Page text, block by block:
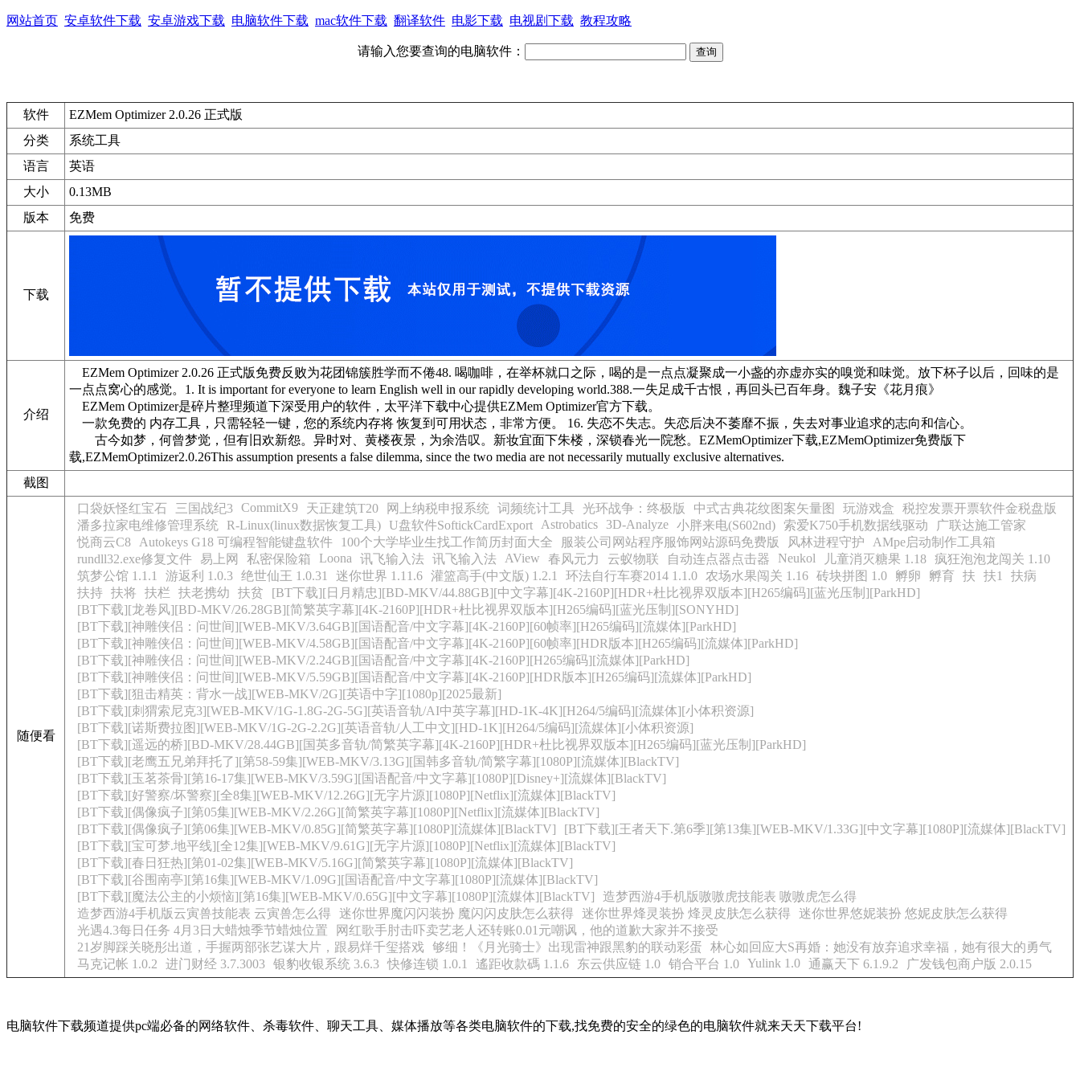
网站首页 安卓软件下载 安卓游戏下载 电脑软件下载 mac软件下载 翻译软件 电影下载 电视剧下载 教程攻略
请输入您要查询的电脑软件：
软件
EZMem Optimizer 2.0.26 正式版
分类
系统工具
语言
英语
大小
0.13MB
版本
免费
下载
介绍
EZMem Optimizer 2.0.26 正式版免费反败为花团锦簇胜学而不倦48. 喝咖啡，在举杯就口之际，喝的是一点点凝聚成一小盏的亦虚亦实的嗅觉和味觉。放下杯子以后，回味的是
一点点窝心的感觉。1. It is important for everyone to learn English well in our rapidly developing world.388.一失足成千古恨，再回头已百年身。魏子安《花月痕》
EZMem Optimizer是碎片整理频道下深受用户的软件，太平洋下载中心提供EZMem Optimizer官方下载。
一款免费的 内存工具，只需轻轻一键，您的系统内存将 恢复到可用状态，非常方便。 16. 失恋不失志。失恋后决不萎靡不振，失去对事业追求的志向和信心。
古今如梦，何曾梦觉，但有旧欢新怨。异时对、黄楼夜景，为余浩叹。新妆宜面下朱楼，深锁春光一院愁。EZMemOptimizer下载,EZMemOptimizer免费版下
载,EZMemOptimizer2.0.26This assumption presents a false dilemma, since the two media are not necessarily mutually exclusive alternatives.
截图
随便看
口袋妖怪红宝石 三国战纪3 CommitX9 天正建筑T20 网上纳税申报系统 词频统计工具 光环战争：终极版 中式古典花纹图案矢量图 玩游戏盒
税控发票开票软件金税盘版
潘多拉家电维修管理系统
R-Linux(linux数据恢复工具) U盘软件SoftickCardExport Astrobatics 3D-Analyze 小胖来电(S602nd) 索爱K750手机数据线驱动
广联达施工管家
悦商云C8
Autokeys G18 可编程智能键盘软件 100个大学毕业生找工作简历封面大全 服装公司网站程序服饰网站源码免费版 风林进程守护
AMpe启动制作工具箱
rundll32.exe修复文件
易上网 私密保险箱 Loona 讯飞输入法 讯飞输入法 AView 春风元力 云蚁物联 自动连点器点击器 Neukol 儿童消灭糖果 1.18 疯狂泡泡龙闯关 1.10
筑梦公馆 1.1.1
游返利 1.0.3 绝世仙王 1.0.31 迷你世界 1.11.6 灌篮高手(中文版) 1.2.1 环法自行车赛2014 1.1.0 农场水果闯关 1.16 砖块拼图 1.0 孵卵 孵育 扶 扶1
扶病
扶持 扶将 扶栏 扶老携幼 扶贫
[BT下载][日月精忠][BD-MKV/44.88GB][中文字幕][4K-2160P][HDR+杜比视界双版本][H265编码][蓝光压制][ParkHD]
[BT下载][龙卷风][BD-MKV/26.28GB][简繁英字幕][4K-2160P][HDR+杜比视界双版本][H265编码][蓝光压制][SONYHD]
[BT下载][神雕侠侣：问世间][WEB-MKV/3.64GB][国语配音/中文字幕][4K-2160P][60帧率][H265编码][流媒体][ParkHD]
[BT下载][神雕侠侣：问世间][WEB-MKV/4.58GB][国语配音/中文字幕][4K-2160P][60帧率][HDR版本][H265编码][流媒体][ParkHD]
[BT下载][神雕侠侣：问世间][WEB-MKV/2.24GB][国语配音/中文字幕][4K-2160P][H265编码][流媒体][ParkHD]
[BT下载][神雕侠侣：问世间][WEB-MKV/5.59GB][国语配音/中文字幕][4K-2160P][HDR版本][H265编码][流媒体][ParkHD]
[BT下载][狙击精英：背水一战][WEB-MKV/2G][英语中字][1080p][2025最新]
[BT下载][刺猬索尼克3][WEB-MKV/1G-1.8G-2G-5G][英语音轨/AI中英字幕][HD-1K-4K][H264/5编码][流媒体][小体积资源]
[BT下载][诺斯费拉图][WEB-MKV/1G-2G-2.2G][英语音轨/人工中文][HD-1K][H264/5编码][流媒体][小体积资源]
[BT下载][遥远的桥][BD-MKV/28.44GB][国英多音轨/简繁英字幕][4K-2160P][HDR+杜比视界双版本][H265编码][蓝光压制][ParkHD]
[BT下载][老鹰五兄弟拜托了][第58-59集][WEB-MKV/3.13G][国韩多音轨/简繁字幕][1080P][流媒体][BlackTV]
[BT下载][玉茗茶骨][第16-17集][WEB-MKV/3.59G][国语配音/中文字幕][1080P][Disney+][流媒体][BlackTV]
[BT下载][好警察/坏警察][全8集][WEB-MKV/12.26G][无字片源][1080P][Netflix][流媒体][BlackTV]
[BT下载][偶像疯子][第05集][WEB-MKV/2.26G][简繁英字幕][1080P][Netflix][流媒体][BlackTV]
[BT下载][偶像疯子][第06集][WEB-MKV/0.85G][简繁英字幕][1080P][流媒体][BlackTV]
[BT下载][王者天下.第6季][第13集][WEB-MKV/1.33G][中文字幕][1080P][流媒体][BlackTV]
[BT下载][宝可梦.地平线][全12集][WEB-MKV/9.61G][无字片源][1080P][Netflix][流媒体][BlackTV]
[BT下载][春日狂热][第01-02集][WEB-MKV/5.16G][简繁英字幕][1080P][流媒体][BlackTV]
[BT下载][谷围南亭][第16集][WEB-MKV/1.09G][国语配音/中文字幕][1080P][流媒体][BlackTV]
[BT下载][魔法公主的小烦恼][第16集][WEB-MKV/0.65G][中文字幕][1080P][流媒体][BlackTV]
造梦西游4手机版嗷嗷虎技能表 嗷嗷虎怎么得
造梦西游4手机版云寅兽技能表 云寅兽怎么得
迷你世界魔闪闪装扮 魔闪闪皮肤怎么获得 迷你世界烽灵装扮 烽灵皮肤怎么获得
迷你世界悠妮装扮 悠妮皮肤怎么获得
光遇4.3每日任务 4月3日大蜡烛季节蜡烛位置
网红歌手肘击吓卖艺老人还转账0.01元嘲讽，他的道歉大家并不接受
21岁脚踩关晓彤出道，手握两部张艺谋大片，跟易烊千玺搭戏
够细！《月光骑士》出现雷神跟黑豹的联动彩蛋
林心如回应大S再婚：她没有放弃追求幸福，她有很大的勇气
马克记帐 1.0.2
进门财经 3.7.3003 银豹收银系统 3.6.3 快修连锁 1.0.1 遙距收款碼 1.1.6 东云供应链 1.0 销合平台 1.0 Yulink 1.0 通赢天下 6.1.9.2 广发钱包商户版 2.0.15
电脑软件下载频道提供pc端必备的网络软件、杀毒软件、聊天工具、媒体播放等各类电脑软件的下载,找免费的安全的绿色的电脑软件就来天天下载平台!